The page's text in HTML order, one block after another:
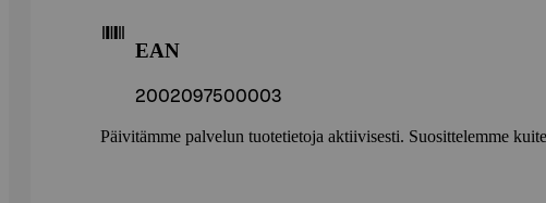
EAN
2002097500003
Päivitämme palvelun tuotetietoja aktiivisesti. Suosittelemme